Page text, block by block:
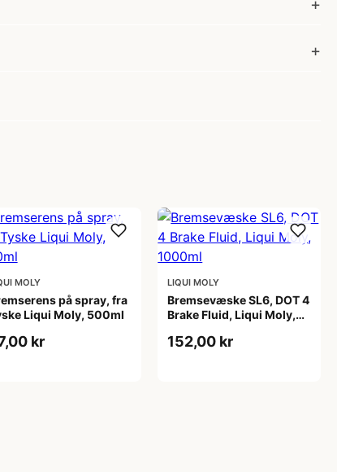
MOLY
på spray, fra
Liqui Moly, 500ml
kr
LIQUI MOLY
Bremsevæske SL6, DOT 4
Brake Fluid, Liqui Moly,
152,00 kr